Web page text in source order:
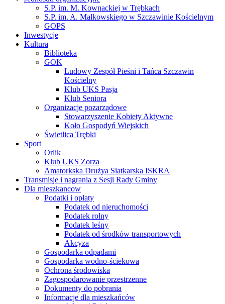
S.P. im. M. Kownackiej w Trębkach
S.P. im. A. Małkowskiego w Szczawinie Kościelnym
GOPS
Inwestycje
Kultura
Biblioteka
GOK
Ludowy Zespół Pieśni i Tańca Szczawin
Kościelny
Klub UKS Pasja
Klub Seniora
Organizacje pozarządowe
Stowarzyszenie Kobiety Aktywne
Koło Gospodyń Wiejskich
Świetlica Trębki
Sport
Orlik
Klub UKS Zorza
Amatorkska Drużya Siatkarska ISKRA
Transmisje i nagrania z Sesji Rady Gminy
Dla mieszkancow
Podatki i opłaty
Podatek od nieruchomości
Podatek rolny
Podatek leśny
Podatek od środków transportowych
Akcyza
Gospodarka odpadami
Gospodarka wodno-ściekowa
Ochrona środowiska
Zagospodarowanie przestrzenne
Dokumenty do pobrania
Informacje dla mieszkańców